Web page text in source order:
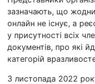
зазначають, що
онлайн не існує, а
у присутності всіх
документів, про які
категорій
З листопада 2022